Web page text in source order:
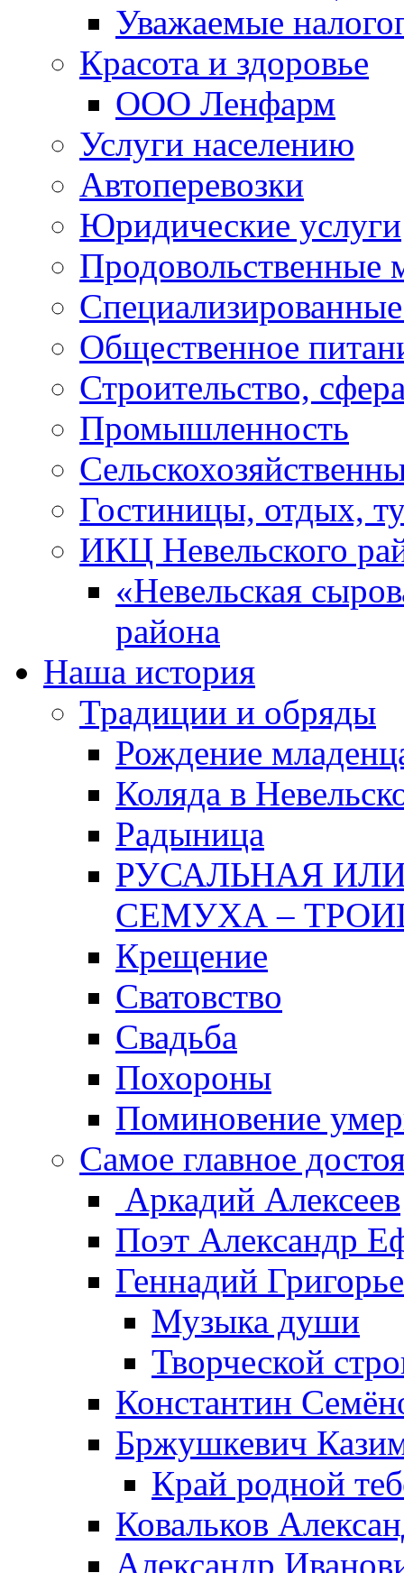
Уважаемые
Красота и здоровье
ООО Ленфарм
Услуги населению
Автоперевозки
Юридические услуги
Продовольственные
Общественное
Строительство,
Промышленность
Гостиницы, отдых,
ИКЦ Невельского
«Невельская
района
Наша история
Традиции и обряды
Рождение
Коляда в
Радыница
РУСАЛЬНАЯ
СЕМУХА –
Крещение
Сватовство
Свадьба
Похороны
Поминовение
Самое главное
Аркадий Алексеев
Поэт Александр
Геннадий
Музыка души
Творческой
Константин
Бржушкевич
Край родной
Ковальков
Александр